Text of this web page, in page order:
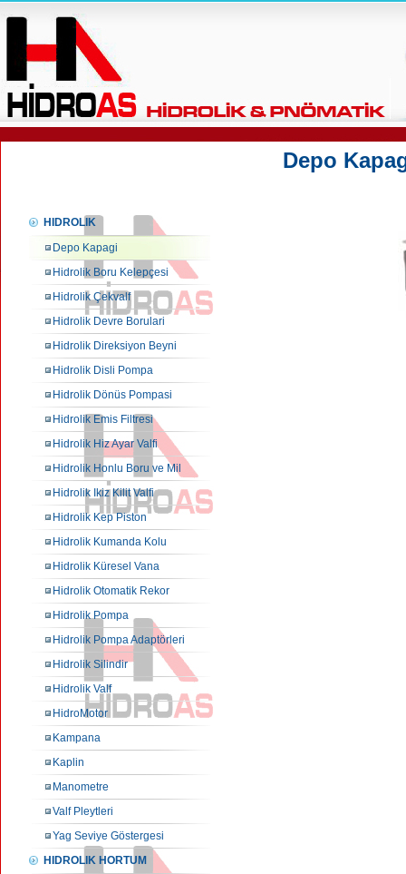
Depo
HIDROLIK
Depo Kapagi
Hidrolik Boru Kelepçesi
Hidrolik Çekvalf
Hidrolik Devre Borulari
Hidrolik Direksiyon Beyni
Hidrolik Disli Pompa
Hidrolik Dönüs Pompasi
Hidrolik Emis Filtresi
Hidrolik Hiz Ayar Valfi
Hidrolik Honlu Boru ve Mil
Hidrolik Ikiz Kilit Valfi
Hidrolik Kep Piston
Hidrolik Kumanda Kolu
Hidrolik Küresel Vana
Hidrolik Otomatik Rekor
Hidrolik Pompa
Hidrolik Pompa Adaptörleri
Hidrolik Silindir
Hidrolik Valf
HidroMotor
Kampana
Kaplin
Manometre
Valf Pleytleri
Yag Seviye Göstergesi
HIDROLIK HORTUM